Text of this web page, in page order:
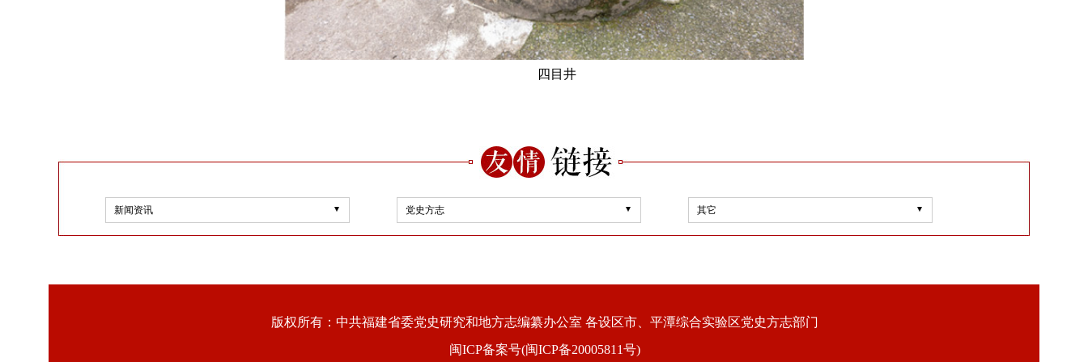
四目井
新闻资讯 党史方志 其它
版权所有：中共福建省委党史研究和地方志编纂办公室 各设区市、平潭综合实验区党史方志部门
闽ICP备案号(闽ICP备20005811号)